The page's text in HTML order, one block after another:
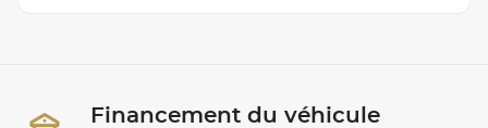
Financement du véhicule